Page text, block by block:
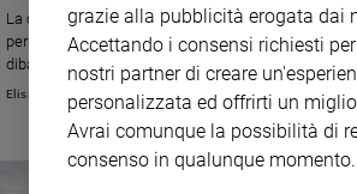
Scuola
giovani
La cosiddetta legge sulla "buona scuola" ha
per gli insegnanti meritevoli, ma come ogni anno
dibattito sui criteri
Elisa Chiari
grazie alla pubblicità erogata dai
Accettando i consensi richiesti
nostri partner di creare
personalizzata ed offrirti un
Avrai comunque la possibilità di
consenso in qualunque momento.